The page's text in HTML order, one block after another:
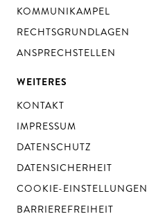
KOMMUNIKAMPEL
RECHTSGRUNDLAGEN
ANSPRECHSTELLEN
WEITERES
KONTAKT
IMPRESSUM
DATENSCHUTZ
DATENSICHERHEIT
COOKIE-EINSTELLUNGEN
BARRIEREFREIHEIT